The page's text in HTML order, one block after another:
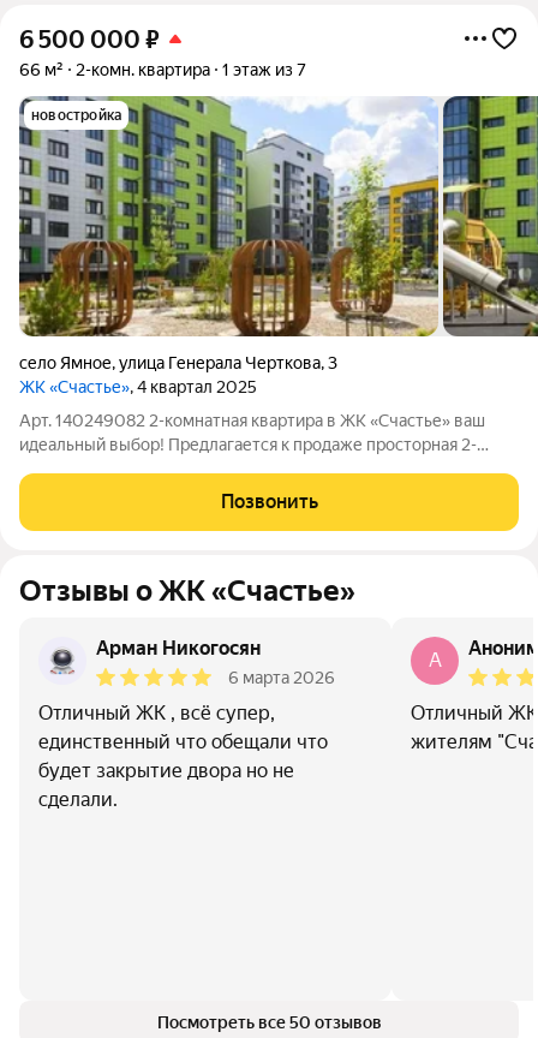
6 500 000 ₽
66 м² 2-комн. квартира 1 этаж из 7
новостройка
село Ямное,улица Генерала Черткова,3
ЖК «Счастье», 4 квартал 2025
Арт. 140249082 2-комнатная квартира в ЖК «Счастье» ваш
идеальный выбор! Предлагается к продаже просторная 2-
«Счастье». Это отличный вариант для тех, кто ценит комфорт,
удобство и выгодную инвестицию.
Позвонить
Отзывы о ЖК «Счастье»
Арман Никогосян
6 марта 2026
Отличный ЖК , всё супер,
единственный что обещали что
будет закрытие двора но не
сделали.
A
Отличный
жителям
Посмотреть все 50 отзывов